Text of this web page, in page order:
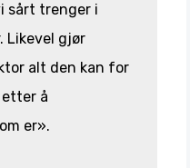
sårt trenger i
Likevel gjør
alt den kan for
etter å
er».